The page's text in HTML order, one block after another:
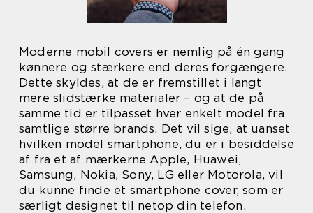
Moderne mobil covers er nemlig på én gang
kønnere og stærkere end deres forgængere.
Dette skyldes, at de er fremstillet i langt
mere slidstærke materialer – og at de på
samme tid er tilpasset hver enkelt model fra
samtlige større brands. Det vil sige, at uanset
hvilken model smartphone, du er i besiddelse
af fra et af mærkerne Apple, Huawei,
Samsung, Nokia, Sony, LG eller Motorola, vil
du kunne finde et smartphone cover, som er
særligt designet til netop din telefon.